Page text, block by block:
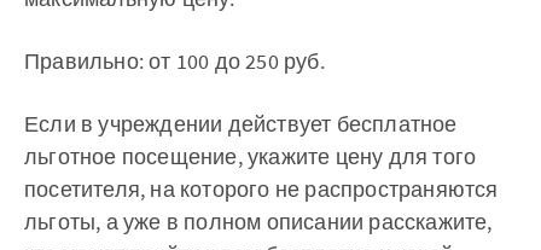
Правильно: от 100 до 250 руб.
Если в учреждении действует бесплатное
льготное посещение, укажите цену для того
посетителя, на которого не распространяются
льготы, а уже в полном описании расскажите,